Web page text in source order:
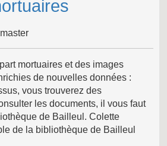
mortuaires et des images
de nouvelles données :
vous trouverez des
les documents, il vous faut
de Bailleul. Colette
de la bibliothèque de Bailleul